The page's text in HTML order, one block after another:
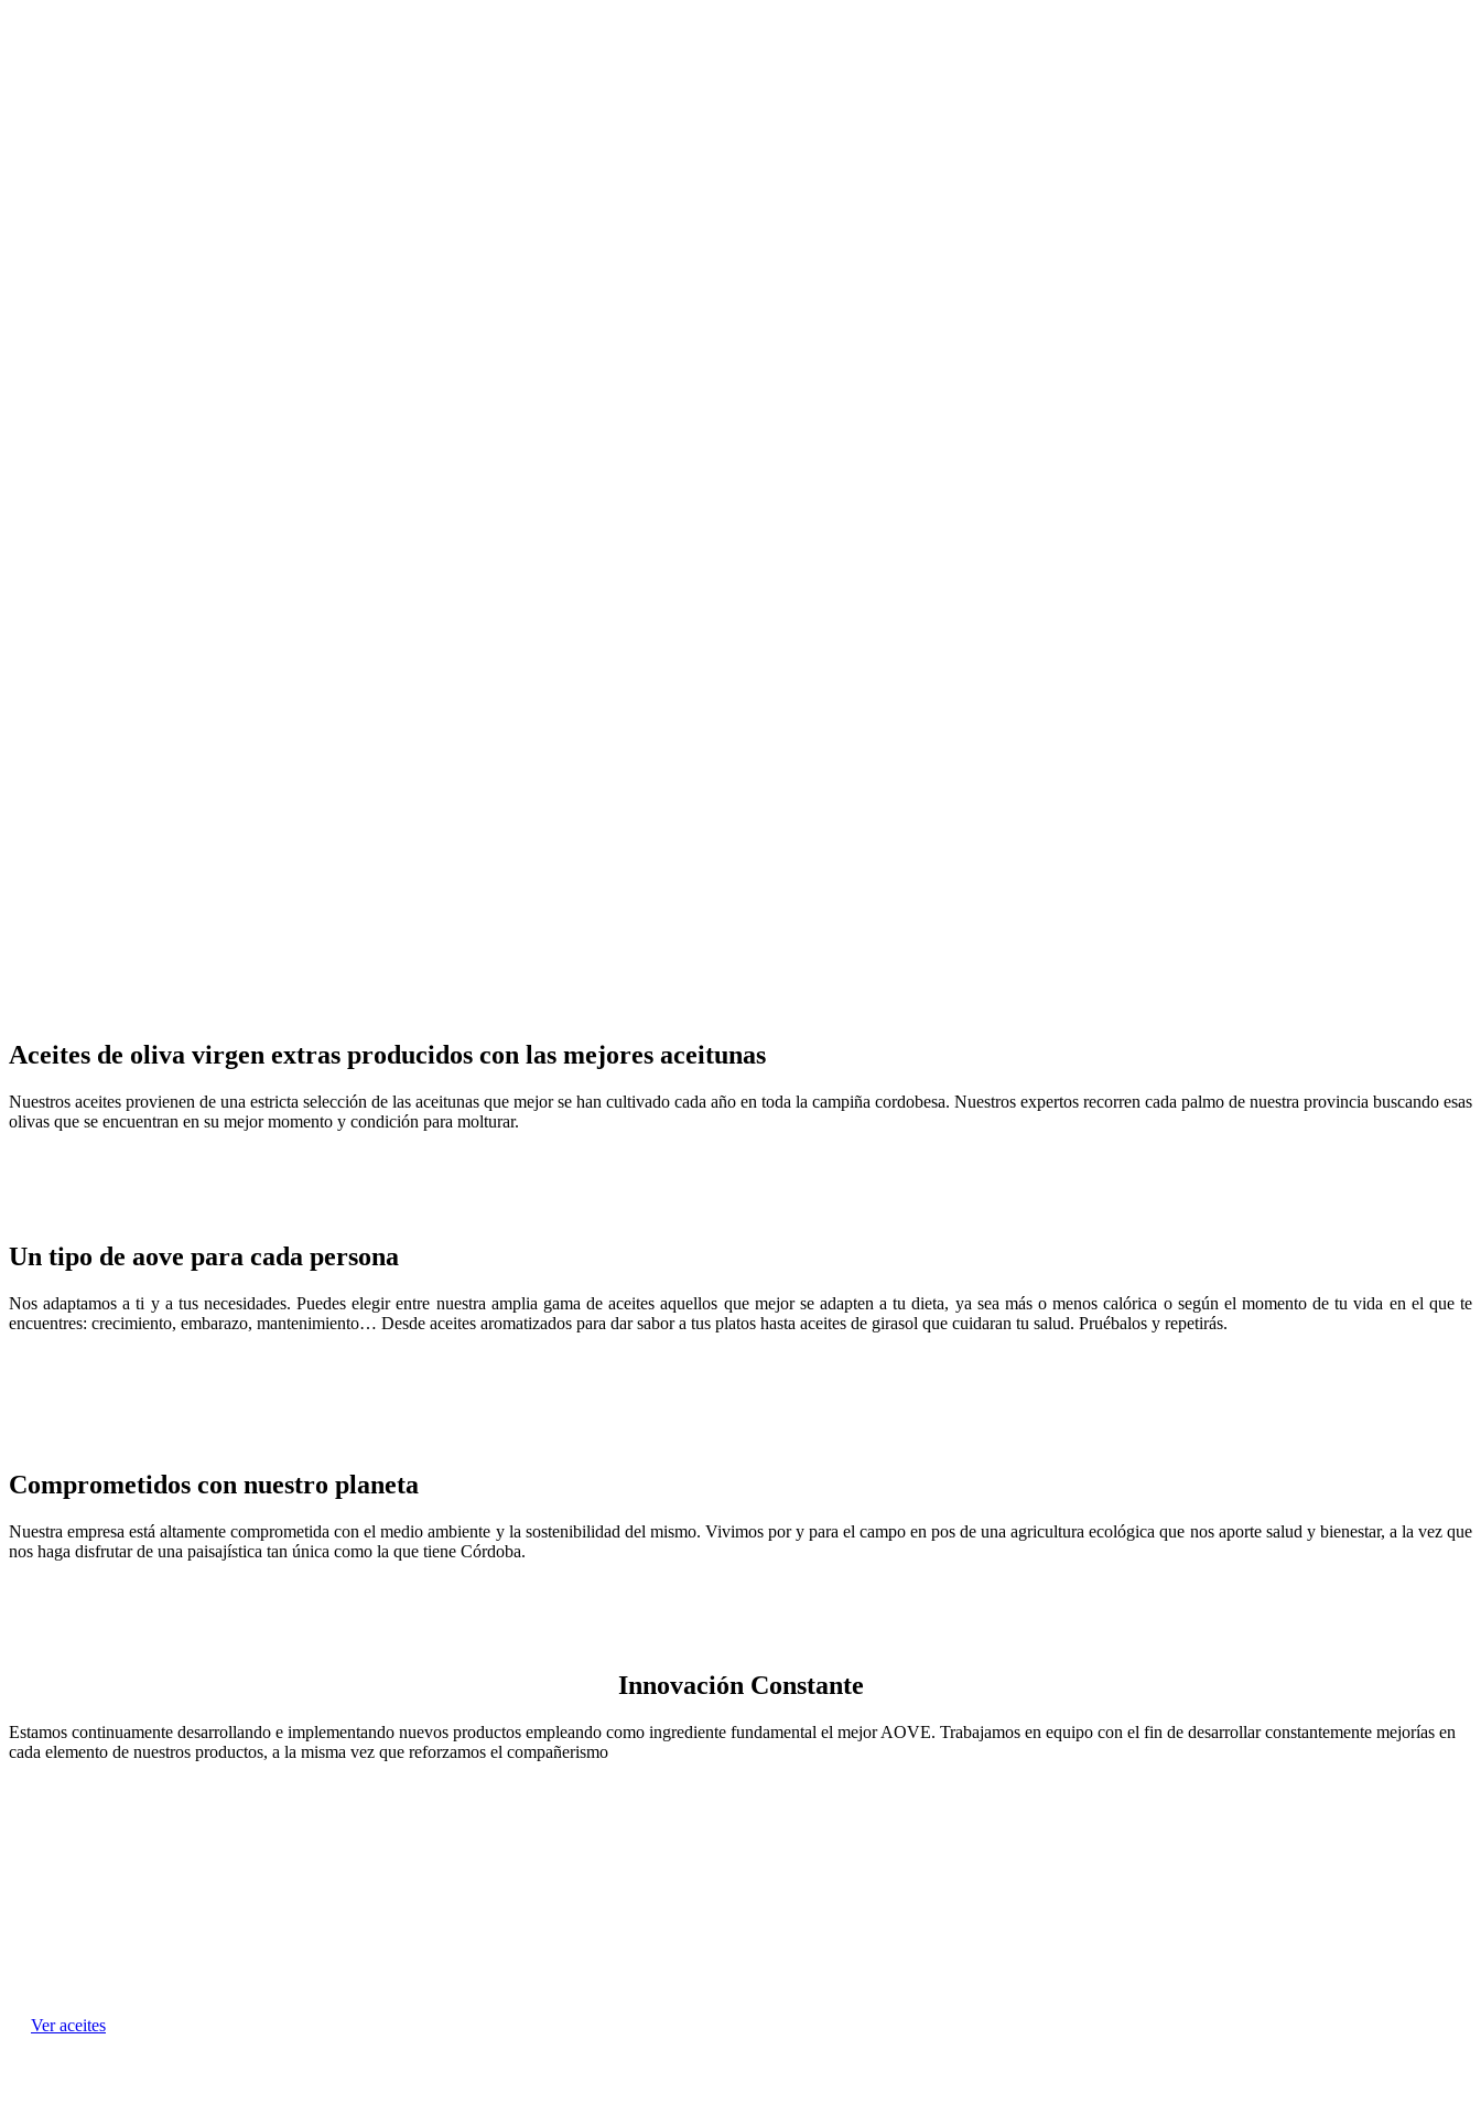
Aceites de oliva virgen extras producidos con las mejores aceitunas
Nuestros aceites provienen de una estricta selección de las aceitunas que mejor se han cultivado cada año en toda la campiña cordobesa. Nuestros expertos recorren cada palmo de nuestra provincia buscando esas
olivas que se encuentran en su mejor momento y condición para molturar.
Un tipo de aove para cada persona
Nos adaptamos a ti y a tus necesidades. Puedes elegir entre nuestra amplia gama de aceites aquellos que mejor se adapten a tu dieta, ya sea más o menos calórica o según el momento de tu vida en el que te
encuentres: crecimiento, embarazo, mantenimiento… Desde aceites aromatizados para dar sabor a tus platos hasta aceites de girasol que cuidaran tu salud. Pruébalos y repetirás.
Comprometidos con nuestro planeta
Nuestra empresa está altamente comprometida con el medio ambiente y la sostenibilidad del mismo. Vivimos por y para el campo en pos de una agricultura ecológica que nos aporte salud y bienestar, a la vez que
nos haga disfrutar de una paisajística tan única como la que tiene Córdoba.
Innovación Constante
Estamos continuamente desarrollando e implementando nuevos productos empleando como ingrediente fundamental el mejor AOVE. Trabajamos en equipo con el fin de desarrollar constantemente mejorías en
cada elemento de nuestros productos, a la misma vez que reforzamos el compañerismo
Ver aceites